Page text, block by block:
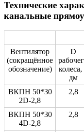
Технические
канальные
Вентилятор
(сокращённое
обозначение)
D
колеса,
дм
ВКПН 50*30
2D-2,8
2,8
ВКПН 50*30
4D-2,8
2,8